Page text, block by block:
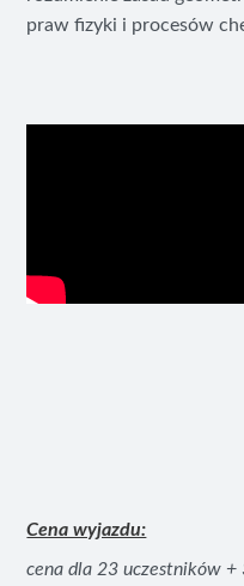
praw fizyki i procesów
Cena wyjazdu:
cena dla 23 uczestników +